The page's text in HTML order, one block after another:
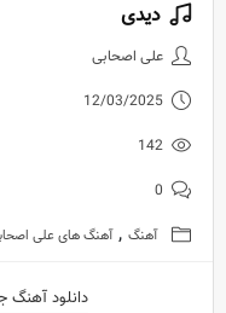
دانلود
دیدی
علی اصحابی
12/03/2025
142
0
آهنگ , آهنگ های علی
دانلود آهنگ